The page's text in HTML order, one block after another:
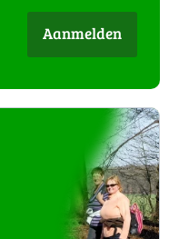
Aanmelden